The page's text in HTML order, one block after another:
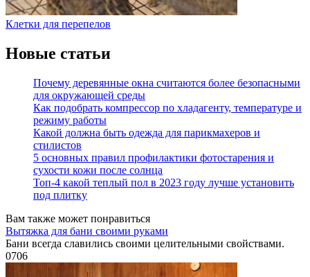
Клетки для перепелов
Новые статьи
Почему деревянные окна считаются более безопасными
для окружающей среды
Как подобрать компрессор по хладагенту, температуре и
режиму работы
Какой должна быть одежда для парикмахеров и
стилистов
5 основных правил профилактики фотостарения и
сухости кожи после солнца
Топ-4 какой теплый пол в 2023 году лучше установить
под плитку
Вам также может понравиться
Вытяжка для бани своими руками
Бани всегда славились своими целительными свойствами.
0706